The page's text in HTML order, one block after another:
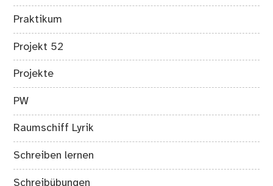
Praktikum
Projekt 52
Projekte
PW
Raumschiff Lyrik
Schreiben lernen
Schreibübungen